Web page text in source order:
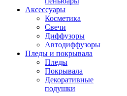
Аксессуары
Косметика
Свечи
Диффузоры
Автодиффузоры
Пледы и покрывала
Пледы
Покрывала
Декоративные
подушки